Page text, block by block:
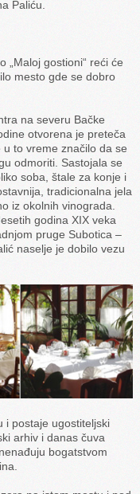
Paliću.
„Maloj gostioni“ reći će
mesto gde se dobro
na severu Bačke
otvorena je preteča
to vreme značilo da se
odmoriti. Sastojala se
soba, štale za konje i
tradicionalna jela
iz okolnih vinograda.
godina XIX veka
pruge Subotica –
naselje je dobilo vezu
i postaje ugostiteljski
arhiv i danas čuva
bogatstvom